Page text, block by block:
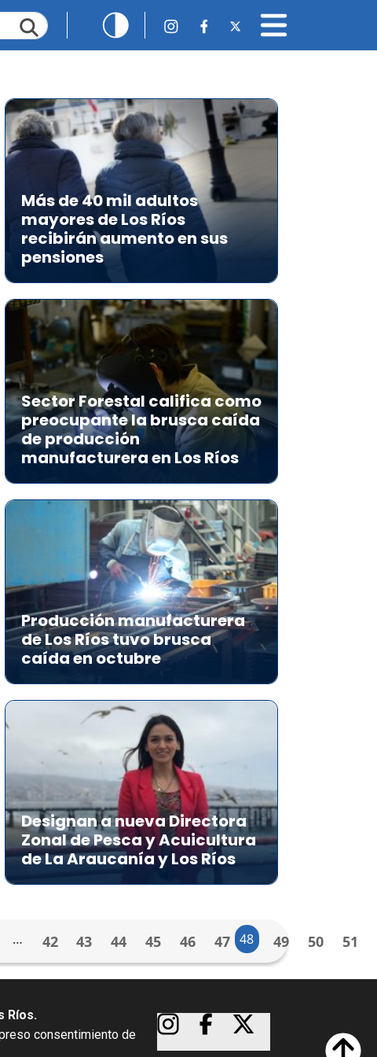
Más de 40 mil adultos
mayores de Los Ríos
recibirán aumento en sus
pensiones
Sector Forestal califica como
preocupante la brusca caída
de producción
manufacturera en Los Ríos
Producción manufacturera
de Los Ríos tuvo brusca
caída en octubre
Designan a nueva Directora
Zonal de Pesca y Acuicultura
de La Araucanía y Los Ríos
… 42 43 44 45 46 47 48 49 50 51
Ríos.
consentimiento de